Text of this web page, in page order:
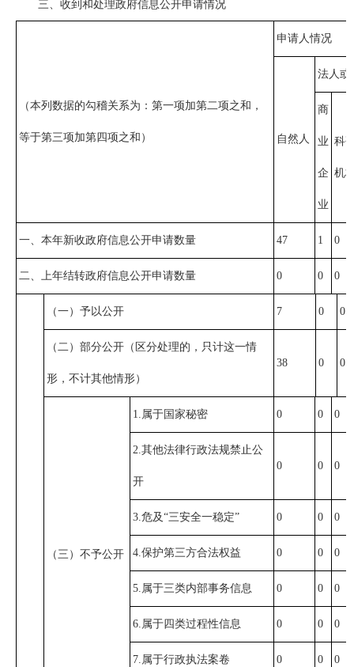
三、收到和处理政府信息公开申请情况
（本列数据的勾稽关系为：第一项加第二项之和，
等于第三项加第四项之和）
申请人情况
自然人
法人或
商
业
企
业
科
机
一、本年新收政府信息公开申请数量 47 1 0
二、上年结转政府信息公开申请数量 0 0 0
（一）予以公开 7 0 0
（二）部分公开（区分处理的，只计这一情
形，不计其他情形）
38 0 0
（三）不予公开
1.属于国家秘密 0 0 0
2.其他法律行政法规禁止公
开
0 0 0
3.危及“三安全一稳定” 0 0 0
4.保护第三方合法权益 0 0 0
5.属于三类内部事务信息 0 0 0
6.属于四类过程性信息 0 0 0
7.属于行政执法案卷 0 0 0